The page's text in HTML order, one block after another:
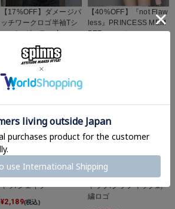
【17%OFF】ダメージパ
ッチワークロゴ半袖Tシ
ャツ/レギュラー丈
2,750(税込)
【40%OFF】『not Flaw
less』PRINCESS MEM
BER フーディー
ャツ/シェイプ
¥2,189(税込)
【61%OFF】コットンキ
ャップ/グラフィック刺
繍ロゴ